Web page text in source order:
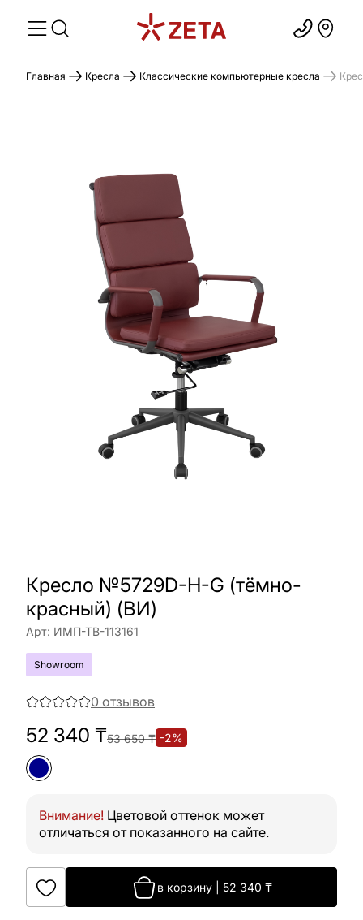
Главная Кресла Классические компьютерные кресла
Кресло №5729D-H-G (тёмно-
красный) (ВИ)
Арт: ИМП-ТВ-113161
Showroom
0 отзывов
52 340 ₸53 650₸ -2%
Внимание! Цветовой оттенок может
отличаться от показанного на сайте.
в корзину| 52 340 ₸